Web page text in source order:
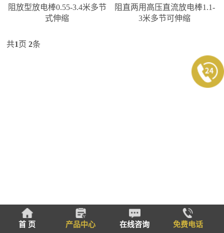
阻放型放电棒0.55-3.4米多节
式伸缩
阻直两用高压直流放电棒1.1-
3米多节可伸缩
共1 页2条
首 页 产品中心 在线咨询 免费电话